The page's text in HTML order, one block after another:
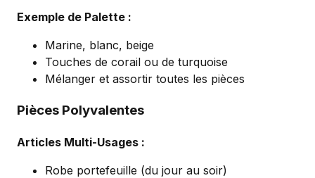
Exemple de Palette :
Marine, blanc, beige
Touches de corail ou de turquoise
Mélanger et assortir toutes les pièces
Pièces Polyvalentes
Articles Multi-Usages :
Robe portefeuille (du jour au soir)